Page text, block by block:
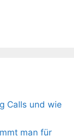
Calls und wie
man für